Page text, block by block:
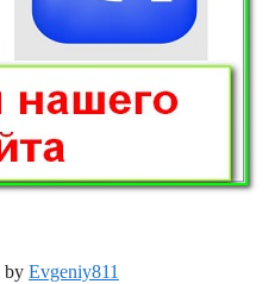
by Evgeniy811